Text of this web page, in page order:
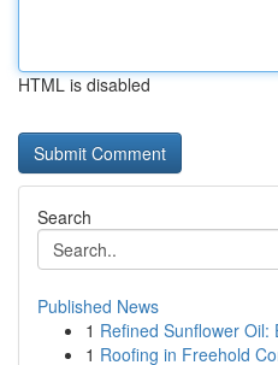
HTML is disabled
Search
Published News
1 Refined Sunflower
1 Roofing in Freehold